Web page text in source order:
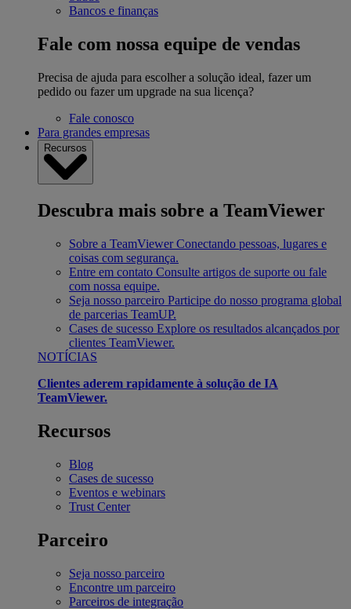
Bancos e finanças
Fale com nossa equipe de vendas
Precisa de ajuda para escolher a solução ideal, fazer um
pedido ou fazer um upgrade na sua licença?
Fale conosco
Para grandes empresas
Recursos
Descubra mais sobre a TeamViewer
Sobre a TeamViewer Conectando pessoas, lugares e
coisas com segurança.
Entre em contato Consulte artigos de suporte ou fale
com nossa equipe.
Seja nosso parceiro Participe do nosso programa global
de parcerias TeamUP.
Cases de sucesso Explore os resultados alcançados por
clientes TeamViewer.
NOTÍCIAS
Clientes aderem rapidamente à solução de IA
TeamViewer.
Recursos
Blog
Cases de sucesso
Eventos e webinars
Trust Center
Parceiro
Seja nosso parceiro
Encontre um parceiro
Parceiros de integração